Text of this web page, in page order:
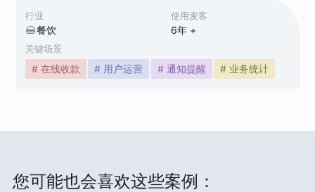
行业
餐饮
使用麦客
6年 +
关键场景
# 在线收款 # 用户运营 # 通知提醒 # 业务统计
您可能也会喜欢这些案例：